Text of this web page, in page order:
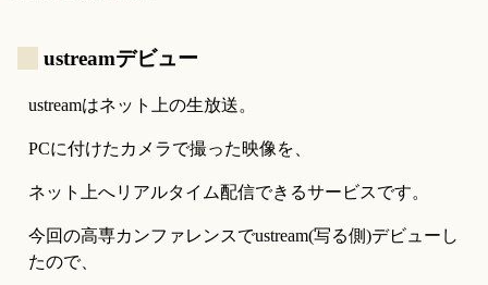
ustreamデビュー
ustreamはネット上の生放送。
PCに付けたカメラで撮った映像を、
ネット上へリアルタイム配信できるサービスです。
今回の高専カンファレンスでustream(写る側)デビューし
たので、